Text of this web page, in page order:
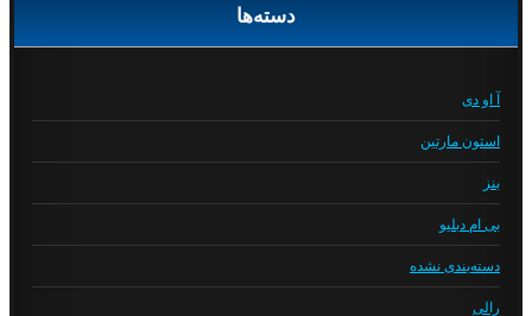
دسته‌ها
آ او دی
استون مارتین
بنز
بی ام دبلیو
دسته‌بندی نشده
رالی